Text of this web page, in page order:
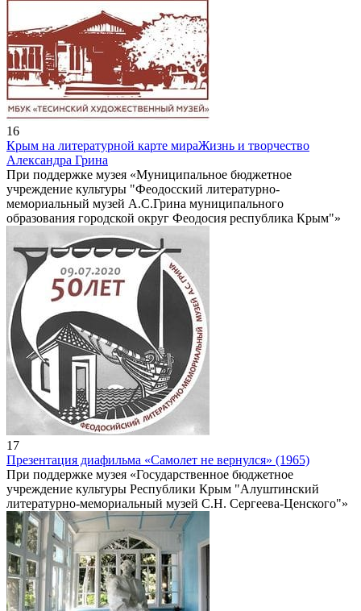
16
Крым на литературной карте мираЖизнь и творчество
Александра Грина
При поддержке музея «Муниципальное бюджетное
учреждение культуры "Феодосский литературно-
мемориальный музей А.С.Грина муниципального
образования городской округ Феодосия республика Крым"»
17
Презентация диафильма «Самолет не вернулся» (1965)
При поддержке музея «Государственное бюджетное
учреждение культуры Республики Крым "Алуштинский
литературно-мемориальный музей С.Н. Сергеева-Ценского"»